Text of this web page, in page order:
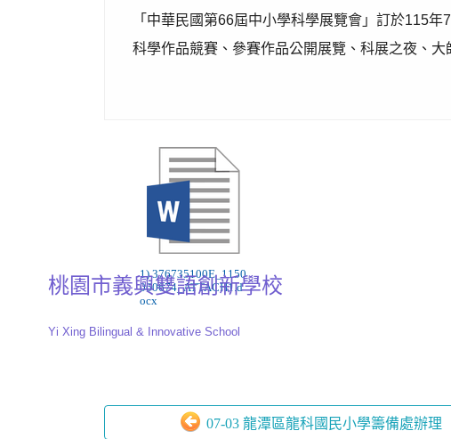
「中華民國第66屆中小學科學展覽會」訂於115
科學作品競賽、參賽作品公開展覽、科展之夜、
1) 376735100E_1150
060674_ATTACH1.d
ocx
07-03 龍潭區龍科國民小學籌備處辦理
桃園市義興雙語創新學校
Yi Xing Bilingual & Innovative School